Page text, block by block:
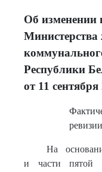
Об изменении
Республики
от 11
На
и части пятой